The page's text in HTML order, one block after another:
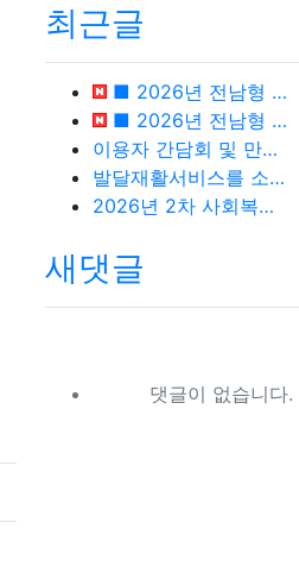
최근글
■ 2026년 전남형 권리중심 최중증장애인 공공일자리사업 전담인력 모집공고 ■
■ 2026년 전남형 권리중심 최중증장애인 공공일자리사업 참여자 모집공고 ■
이용자 간담회 및 만족도조사에 따른 조치 및 시정계획
발달재활서비스를 소개합니다:)
2026년 2차 사회복지실습생 모집안내
새댓글
댓글이 없습니다.